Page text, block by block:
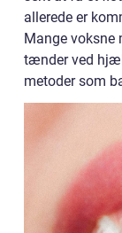
allerede er
Mange voksne
tænder ved
metoder som